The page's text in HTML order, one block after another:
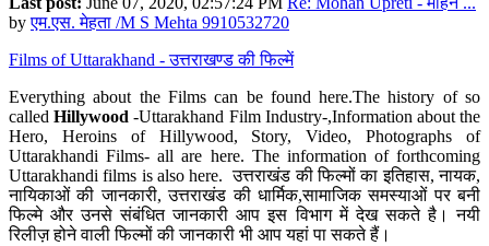
byएम.एस. मेहता /M S Mehta 9910532720
Films of Uttarakhand - उत्तराखण्ड की फिल्में
Everything about the Films can be found here.The history of so
calledHillywood-Uttarakhand Film Industry-,Information about the
Hero, Heroins of Hillywood, Story, Video, Photographs of
Uttarakhandi Films- all are here. The information of forthcoming
Uttarakhandi films is also here. उत्तराखंड की फिल्मों का इतिहास, नायक,
नायिकाओं की जानकारी, उत्तराखंड की धार्मिक,सामाजिक समस्याओं पर बनी
फिल्मे और उनसे संबंधित जानकारी आप इस विभाग में देख सकते है। नयी
रिलीज़ होने वाली फिल्मों की जानकारी भी आप यहां पा सकते हैं।